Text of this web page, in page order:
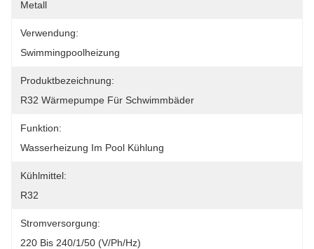
Metall
Verwendung:
Swimmingpoolheizung
Produktbezeichnung:
R32 Wärmepumpe Für Schwimmbäder
Funktion:
Wasserheizung Im Pool Kühlung
Kühlmittel:
R32
Stromversorgung:
220 Bis 240/1/50 (V/Ph/Hz)